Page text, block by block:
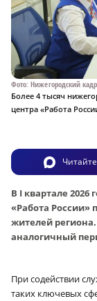
Фото: Нижегородский
Более 4 тысяч
центра «Работа
В I квартале
«Работа России»
жителей
аналогичный
При содействии
таких ключевых